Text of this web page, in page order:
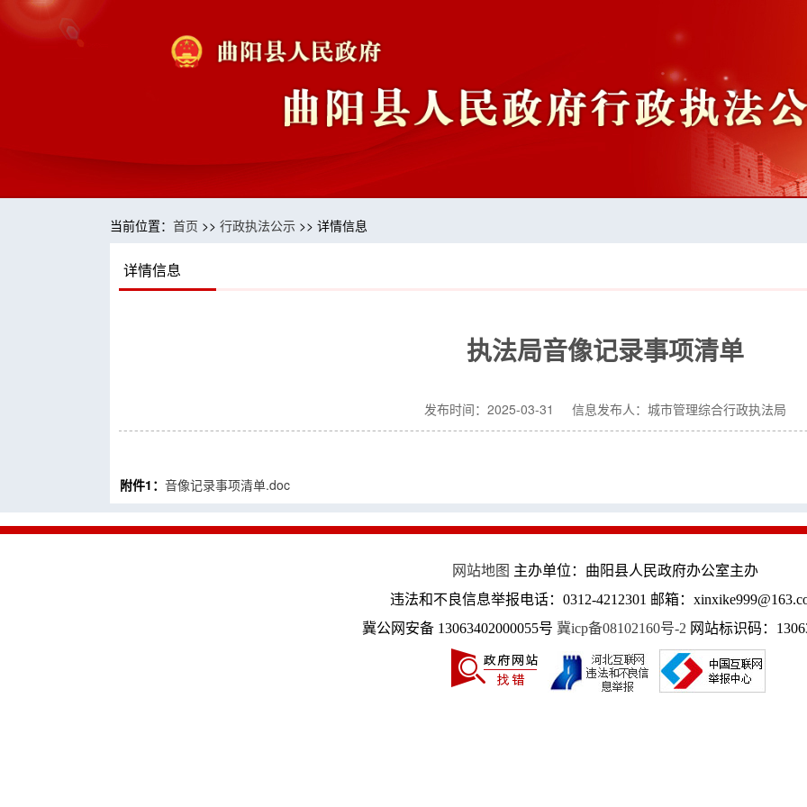
当前位置： 首页 >> 行政执法公示 >> 详情信息
详情信息
执法局音像记录事项清单
发布时间：2025-03-31 信息发布人：城市管理综合行政执法局
附件1： 音像记录事项清单.doc
网站地图 主办单位：曲阳县人民政府办公室主办
违法和不良信息举报电话：0312-4212301 邮箱：
冀公网安备 13063402000055号 冀icp备08102160号-2 网站标识码：